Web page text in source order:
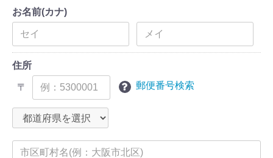
お名前(カナ)
住所
〒 郵便番号検索